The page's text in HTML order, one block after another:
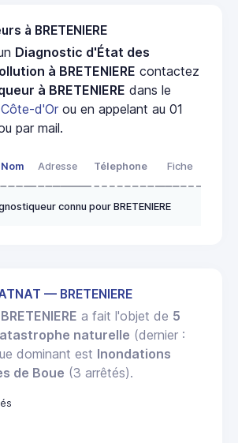
à BRETENIERE
Diagnostic d'État des
à BRETENIERE contactez
à BRETENIERE dans le
Côte-d'Or ou en appelant au 01
par mail.
Nom Adresse Télephone Fiche
connu pour BRETENIERE
— BRETENIERE
BRETENIERE a fait l'objet de 5
naturelle (dernier :
dominant est Inondations
de Boue (3 arrêtés).